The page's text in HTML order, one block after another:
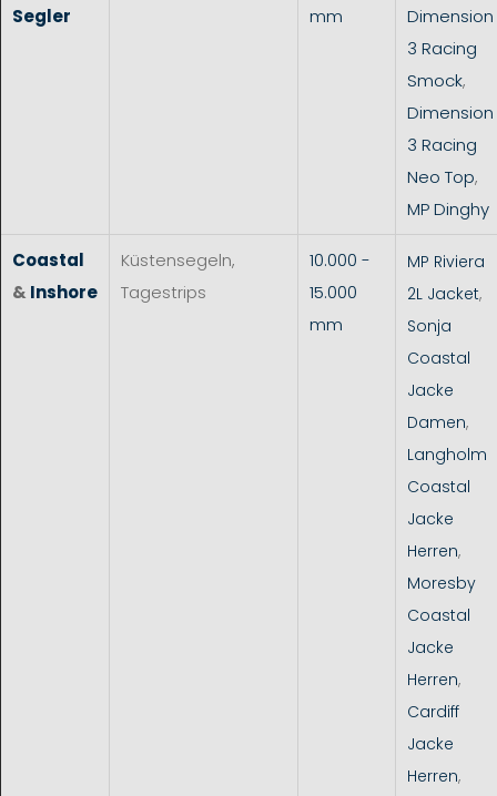
Segler mm
Dimension
3 Racing
Smock,
Dimension
3 Racing
Neo Top,
MP Dinghy
Coastal
& Inshore
Küstensegeln,
Tagestrips
10.000 -
15.000
mm
MP Riviera
2L Jacket,
Sonja
Coastal
Jacke
Damen,
Langholm
Coastal
Jacke
Herren,
Moresby
Coastal
Jacke
Herren,
Cardiff
Jacke
Herren,